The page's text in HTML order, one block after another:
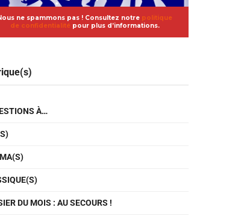
ne spammons pas ! Consultez notre politique
de confidentialité pour plus d’informations.
À…
DU MOIS : AU SECOURS !